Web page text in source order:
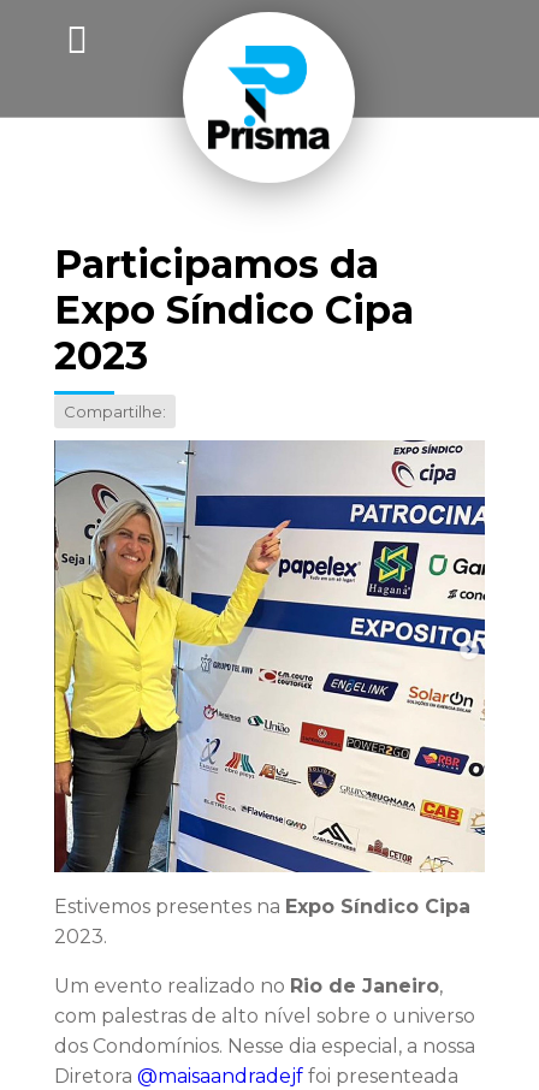
Participamos da
Expo Síndico Cipa
2023
Compartilhe:
Estivemos presentes na Expo Síndico Cipa
2023.
Um evento realizado no Rio de Janeiro,
com palestras de alto nível sobre o universo
dos Condomínios. Nesse dia especial, a nossa
Diretora @maisaandradejffoi presenteada